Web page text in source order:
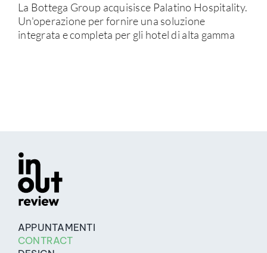
La Bottega Group acquisisce Palatino Hospitality.
Un'operazione per fornire una soluzione
integrata e completa per gli hotel di alta gamma
APPUNTAMENTI
CONTRACT